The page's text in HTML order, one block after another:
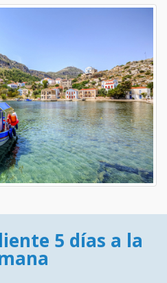
5 días a la